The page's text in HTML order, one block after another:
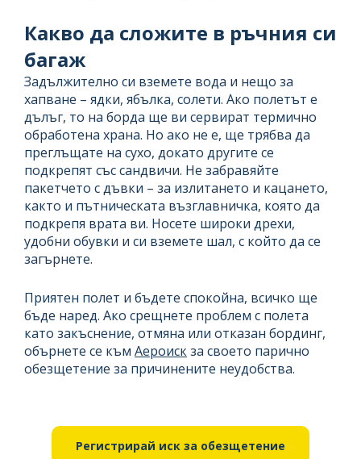
Какво да сложите в ръчния си
багаж
Задължително си вземете вода и нещо за
хапване – ядки, ябълка, солети. Ако полетът е
дълъг, то на борда ще ви сервират термично
обработена храна. Но ако не е, ще трябва да
преглъщате на сухо, докато другите се
подкрепят със сандвичи. Не забравяйте
пакетчето с дъвки – за излитането и кацането,
както и пътническата възглавничка, която да
подкрепя врата ви. Носете широки дрехи,
удобни обувки и си вземете шал, с който да се
загърнете.
Приятен полет и бъдете спокойна, всичко ще
бъде наред. Ако срещнете проблем с полета
като закъснение, отмяна или отказан бординг,
обърнете се към Аероискза своето парично
oбезщетение за причинените неудобства.
Регистрирай иск за обезщетение